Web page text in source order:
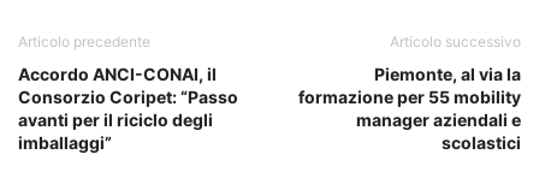
Articolo precedente
Accordo ANCI-CONAI, il
Consorzio Coripet: “Passo
avanti per il riciclo degli
imballaggi”
Articolo successivo
Piemonte, al via la
formazione per 55 mobility
manager aziendali e
scolastici